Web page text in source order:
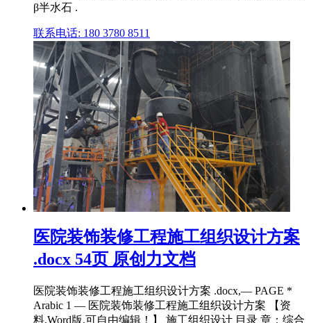
β半水石 .
联系电话: 180 3780 8511
医院装饰装修工程施工组织设计方案
.docx 54页 原创力文档
医院装饰装修工程施工组织设计方案 .docx,— PAGE *
Arabic 1 — 医院装饰装修工程施工组织设计方案 【资
料,Word版,可自由编辑！】 施工组织设计 目录 章：综合